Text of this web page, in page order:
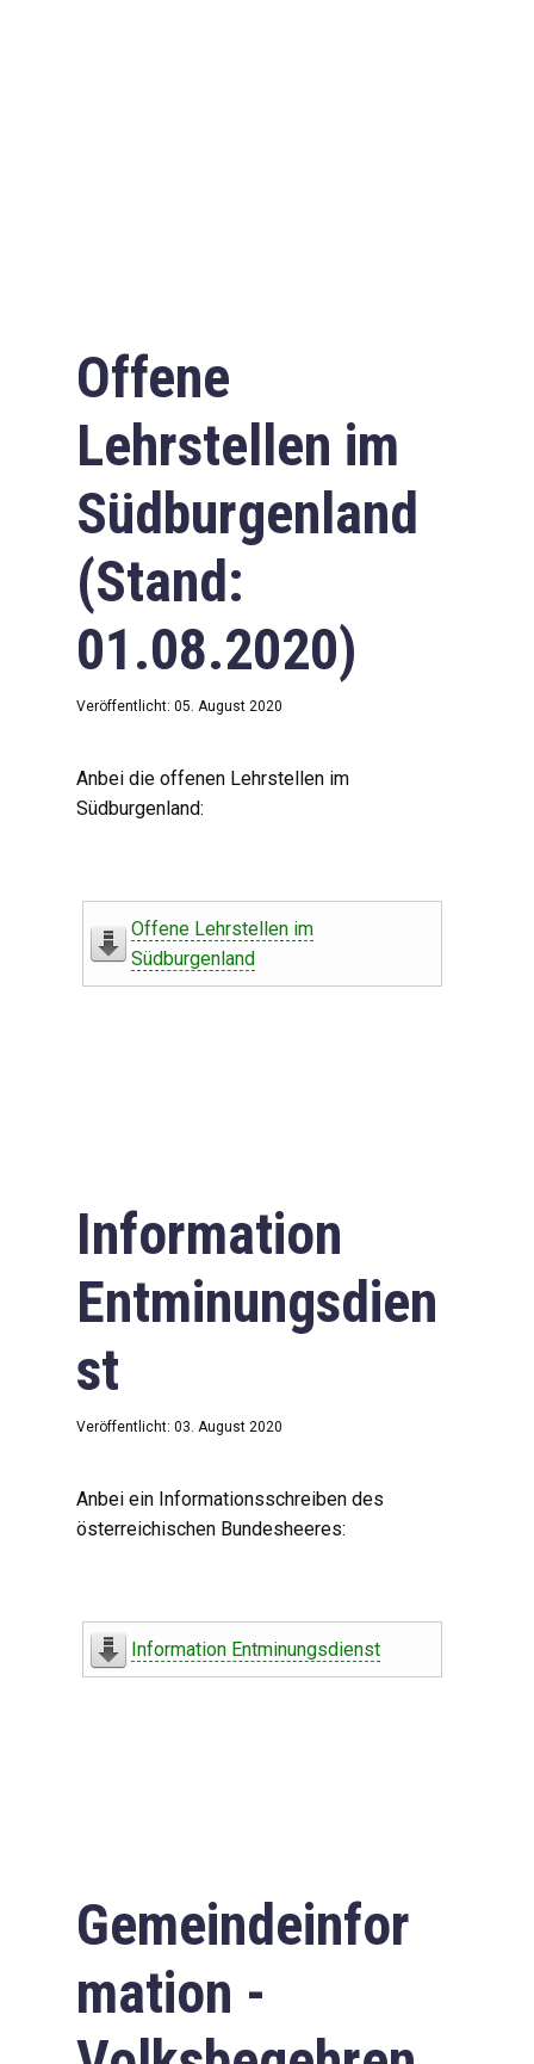
Offene
Lehrstellen im
Südburgenland
(Stand:
01.08.2020)
Veröffentlicht: 05. August 2020
Anbei die offenen Lehrstellen im
Südburgenland:
Offene Lehrstellen im
Südburgenland
Information
Entminungsdien
st
Veröffentlicht: 03. August 2020
Anbei ein Informationsschreiben des
österreichischen Bundesheeres:
Information Entminungsdienst
Gemeindeinfor
mation -